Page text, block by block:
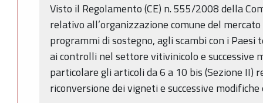
Visto il Regolamento (CE) n. 555/2008 della
relativo all’organizzazione comune del
programmi di sostegno, agli scambi con i
ai controlli nel settore vitivinicolo e successive
particolare gli articoli da 6 a 10 bis (Sezione
riconversione dei vigneti e successive